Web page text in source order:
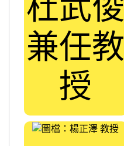
杜武俊
兼任教
授